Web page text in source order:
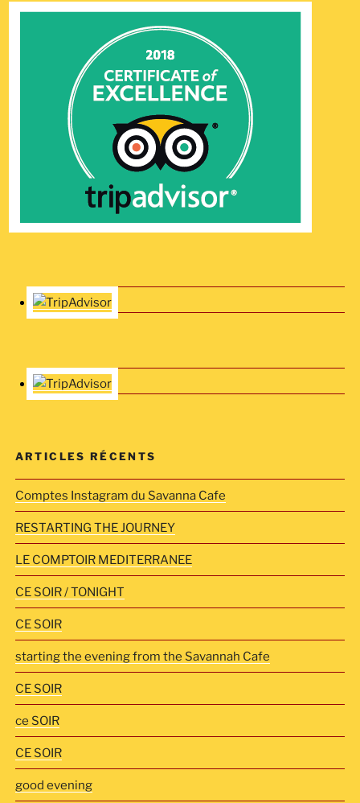
ARTICLES RÉCENTS
Comptes Instagram du Savanna Cafe
RESTARTING THE JOURNEY
LE COMPTOIR MEDITERRANEE
CE SOIR / TONIGHT
CE SOIR
starting the evening from the Savannah Cafe
CE SOIR
ce SOIR
CE SOIR
good evening